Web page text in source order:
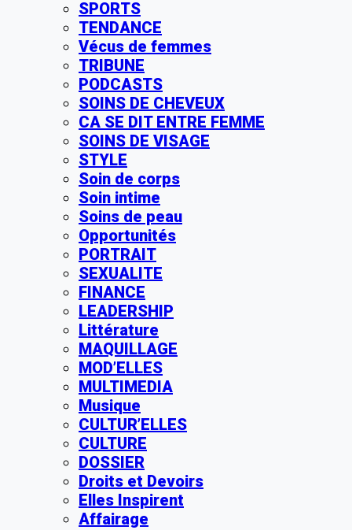
SPORTS
TENDANCE
Vécus de femmes
TRIBUNE
PODCASTS
SOINS DE CHEVEUX
CA SE DIT ENTRE FEMME
SOINS DE VISAGE
STYLE
Soin de corps
Soin intime
Soins de peau
Opportunités
PORTRAIT
SEXUALITE
FINANCE
LEADERSHIP
Littérature
MAQUILLAGE
MOD’ELLES
MULTIMEDIA
Musique
CULTUR’ELLES
CULTURE
DOSSIER
Droits et Devoirs
Elles Inspirent
Affairage